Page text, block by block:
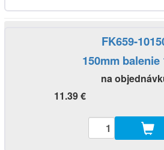
FK659-
150mm balenie
na
11.39 €